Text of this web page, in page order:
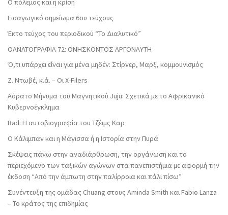
Ο πόλεμος και η κρίση
Εισαγωγικό σημείωμα 6ου τεύχους
Έκτο τεύχος του περιοδικού “Το Διαλυτικό”
ΘΑΝΑΤΟΓΡΑΦΙΑ 72: ΘΝΗΣΚΟΝΤOΣ ΑΡΓΟΝΑΥΤΗ
Ό,τι υπάρχει είναι για μένα μηδέν: Στίρνερ, Μαρξ, κομμουνισμός
Ζ. Ντωβέ, κ.ά. – Οι X-Filers
Αόρατο Μήνυμα του Μαγνητικού Juju: Σχετικά με το Αφρικανικό
Κυβερνοέγκλημα
Bad: Η αυτοβιογραφία του Τζέιμς Καρ
Ο Κάλιμπαν και η Μάγισσα ή η Ιστορία στην Πυρά
Σκέψεις πάνω στην αναδιάρθρωση, την οργάνωση και το
περιεχόμενο των ταξικών αγώνων στα πανεπιστήμια με αφορμή την
έκδοση “Από την άμπωτη στην παλίρροια και πάλι πίσω”
Συνέντευξη της ομάδας Chuang στους Aminda Smith και Fabio Lanza
– Το κράτος της επιδημίας